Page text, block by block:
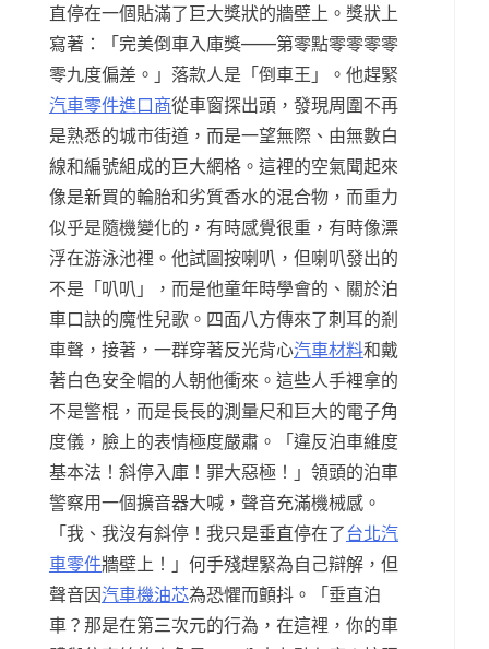
直停在一個貼滿了巨大獎狀的牆壁上。獎狀上
寫著：「完美倒車入庫獎——第零點零零零零
零九度偏差。」落款人是「倒車王」。他趕緊
汽車零件進口商從車窗探出頭，發現周圍不再
是熟悉的城市街道，而是一望無際、由無數白
線和編號組成的巨大網格。這裡的空氣聞起來
像是新買的輪胎和劣質香水的混合物，而重力
似乎是隨機變化的，有時感覺很重，有時像漂
浮在游泳池裡。他試圖按喇叭，但喇叭發出的
不是「叭叭」，而是他童年時學會的、關於泊
車口訣的魔性兒歌。四面八方傳來了刺耳的剎
車聲，接著，一群穿著反光背心汽車材料和戴
著白色安全帽的人朝他衝來。這些人手裡拿的
不是警棍，而是長長的測量尺和巨大的電子角
度儀，臉上的表情極度嚴肅。「違反泊車維度
基本法！斜停入庫！罪大惡極！」領頭的泊車
警察用一個擴音器大喊，聲音充滿機械感。
「我、我沒有斜停！我只是垂直停在了台北汽
車零件牆壁上！」何手殘趕緊為自己辯解，但
聲音因汽車機油芯為恐懼而顫抖。「垂直泊
車？那是在第三次元的行為，在這裡，你的車